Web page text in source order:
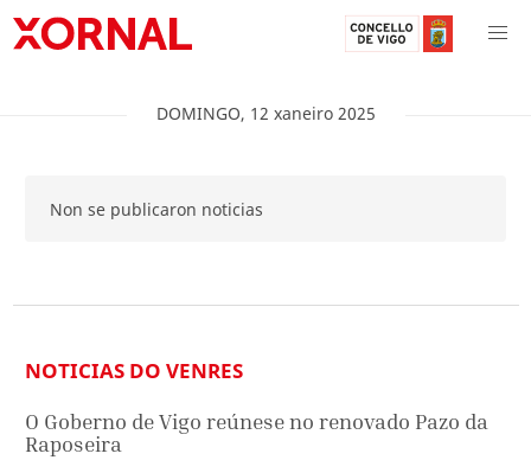
DOMINGO, 12 xaneiro 2025
Non se publicaron noticias
NOTICIAS DO VENRES
O Goberno de Vigo reúnese no renovado Pazo da
Raposeira